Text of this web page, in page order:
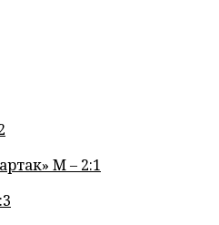
М – 2:1